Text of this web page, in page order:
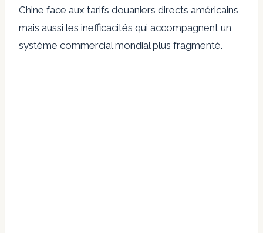
Chine face aux tarifs douaniers directs américains,
mais aussi les inefficacités qui accompagnent un
système commercial mondial plus fragmenté.